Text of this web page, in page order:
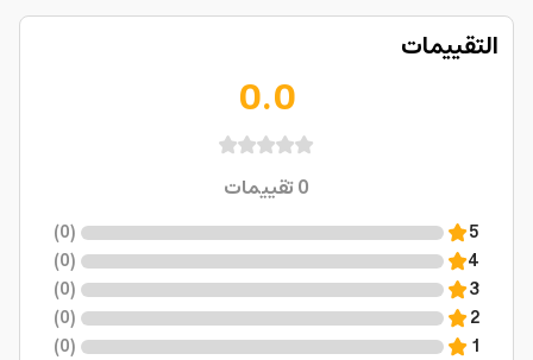
التقييمات
0.0
0تقييمات
5
(
0
)
4
(
0
)
3
(
0
)
2
(
0
)
1
(
0
)